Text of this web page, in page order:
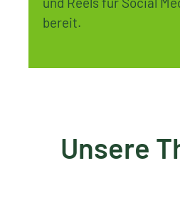
bereit.
Unsere